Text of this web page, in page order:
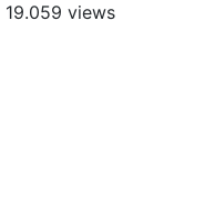
19.059 views